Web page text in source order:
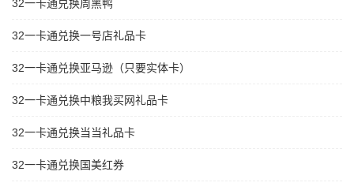
32一卡通兑换周黑鸭
32一卡通兑换一号店礼品卡
32一卡通兑换亚马逊（只要实体卡）
32一卡通兑换中粮我买网礼品卡
32一卡通兑换当当礼品卡
32一卡通兑换国美红券